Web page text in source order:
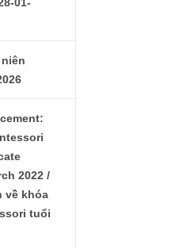
2022 /
về khóa
tuổi